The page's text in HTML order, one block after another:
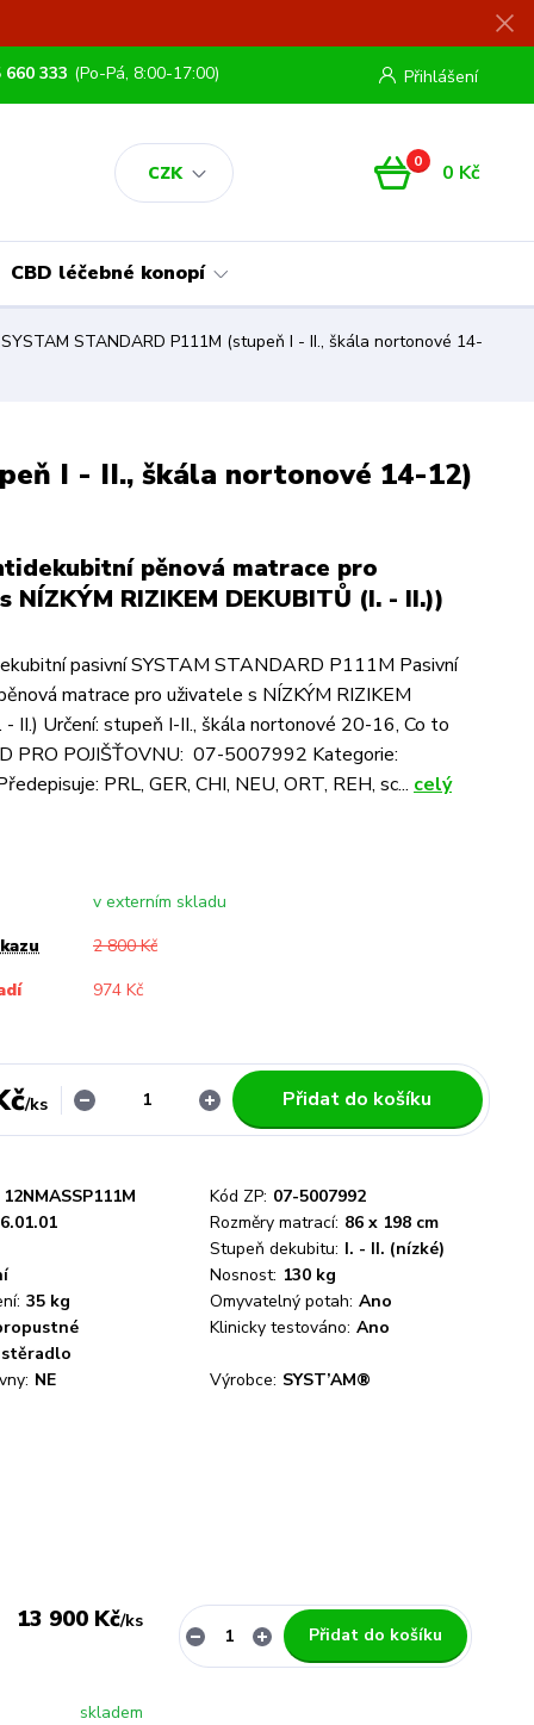
CZK
Přihlášení
660 333 (Po-Pá, 8:00-17:00)
0 0 Kč
CBD léčebné konopí
STANDARD P111M (stupeň I - II., škála nortonové 14-
I - II., škála nortonové 14-12)
pěnová matrace pro
NÍZKÝM RIZIKEM DEKUBITŮ (I. - II.))
pasivní SYSTAM STANDARD P111M Pasivní
matrace pro uživatele s NÍZKÝM RIZIKEM
II.) Určení: stupeň I-II., škála nortonové 20-16, Co to
PRO POJIŠŤOVNU: 07-5007992 Kategorie:
PRL, GER, CHI, NEU, ORT, REH, sc... celý
v externím skladu
2 800 Kč
974 Kč
/ks Přidat do košíku
12NMASSP111M Kód ZP: 07-5007992
Rozměry matrací: 86 x 198 cm
Stupeň dekubitu: I. - II. (nízké)
Nosnost: 130 kg
35 kg Omyvatelný potah: Ano
Klinicky testováno: Ano
NE Výrobce: SYST’AM®
13 900 Kč/ks
skladem
Přidat do košíku